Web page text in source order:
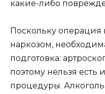
какие-либо
Поскольку
наркозом,
подготовка:
поэтому нельзя есть
процедуры.